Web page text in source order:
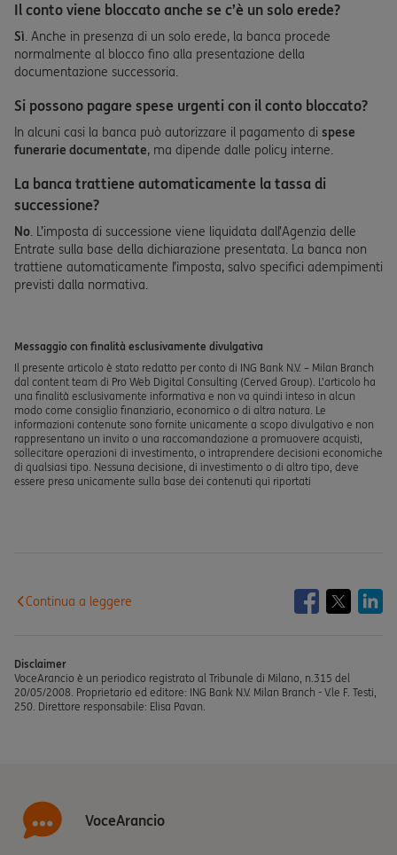
Il conto viene bloccato anche se c’è un solo erede?
Sì. Anche in presenza di un solo erede, la banca procede
normalmente al blocco fino alla presentazione della
documentazione successoria.
Si possono pagare spese urgenti con il conto bloccato?
In alcuni casi la banca può autorizzare il pagamento di spese
funerarie documentate, ma dipende dalle policy interne.
La banca trattiene automaticamente la tassa di
successione?
No. L’imposta di successione viene liquidata dall’Agenzia delle
Entrate sulla base della dichiarazione presentata. La banca non
trattiene automaticamente l’imposta, salvo specifici adempimenti
previsti dalla normativa.
Messaggio con finalità esclusivamente divulgativa
Il presente articolo è stato redatto per conto di ING Bank N.V. – Milan Branch
dal content team di Pro Web Digital Consulting (Cerved Group). L’articolo ha
una finalità esclusivamente informativa e non va quindi inteso in alcun
modo come consiglio finanziario, economico o di altra natura. Le
informazioni contenute sono fornite unicamente a scopo divulgativo e non
rappresentano un invito o una raccomandazione a promuovere acquisti,
sollecitare operazioni di investimento, o intraprendere decisioni economiche
di qualsiasi tipo. Nessuna decisione, di investimento o di altro tipo, deve
essere presa unicamente sulla base dei contenuti qui riportati
Continua a leggere
Disclaimer
VoceArancio è un periodico registrato al Tribunale di Milano, n.315 del
20/05/2008. Proprietario ed editore: ING Bank N.V. Milan Branch - V.le F. Testi,
250. Direttore responsabile: Elisa Pavan.
VoceArancio